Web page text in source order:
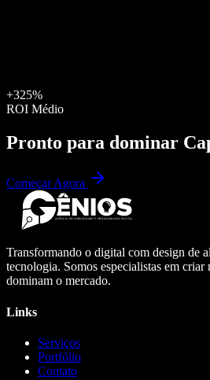
+325%
ROI Médio
Pronto para dominar
Começar Agora
Transformando o digital com design de
tecnologia. Somos especialistas em criar
dominam o mercado.
Links
Serviços
Portfólio
Contato